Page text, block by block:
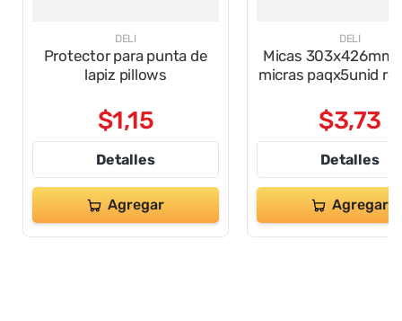
DELI
Protector para punta de
lapiz pillows
$1,15
Detalles
Agregar
DELI
Micas 303x426mm
micras paqx5unid
$3,73
Detalles
Agregar